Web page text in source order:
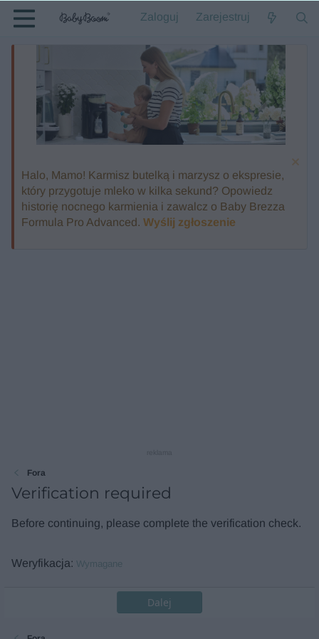
Zaloguj Zarejestruj
Halo, Mamo! Karmisz butelką i marzysz o ekspresie,
który przygotuje mleko w kilka sekund? Opowiedz
historię nocnego karmienia i zawalcz o Baby Brezza
Formula Pro Advanced. Wyślij zgłoszenie
Fora
Verification required
Before continuing, please complete the verification check.
Weryfikacja Wymagane
Dalej